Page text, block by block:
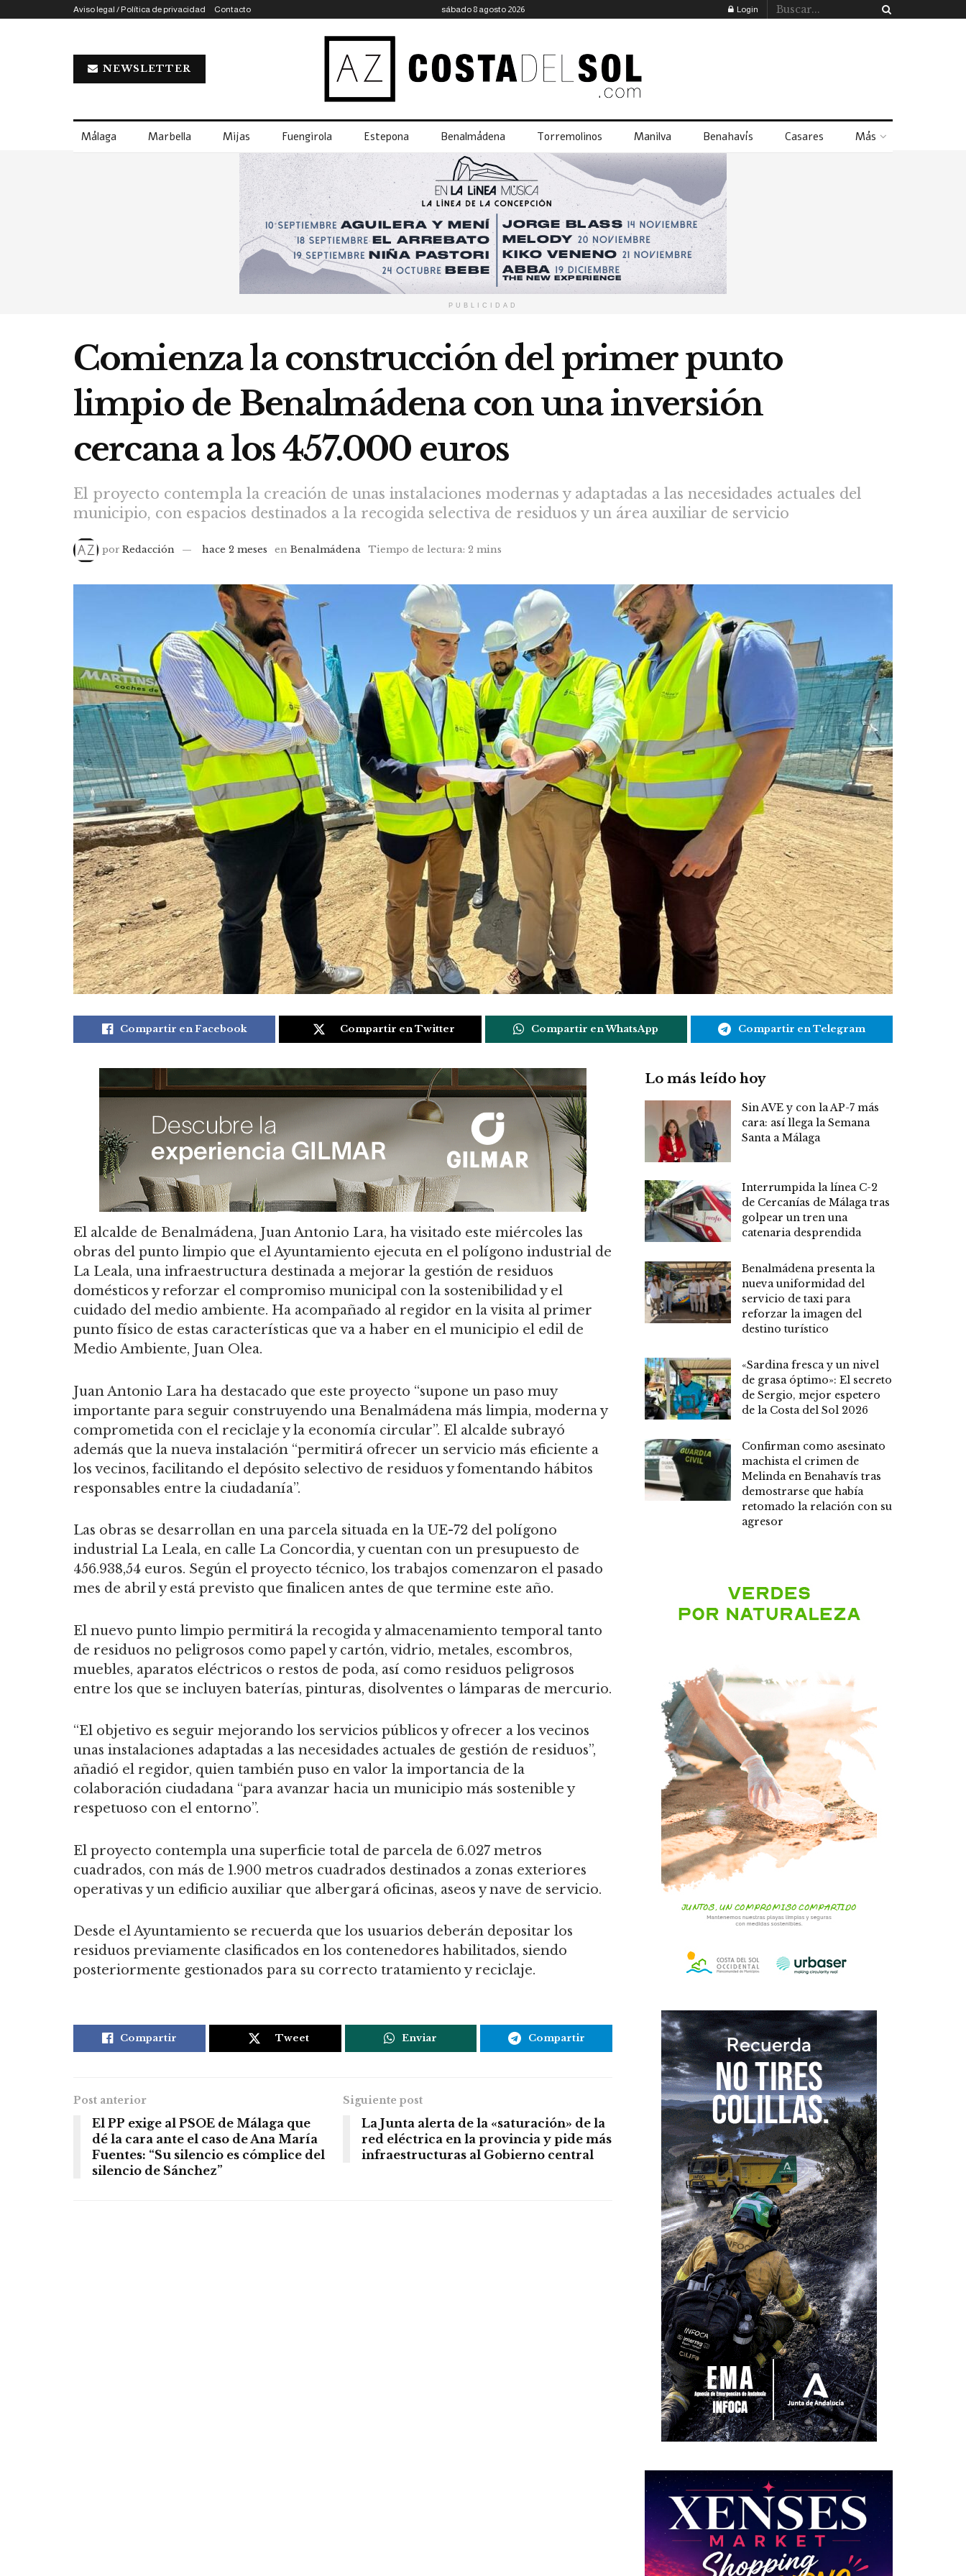
Aviso legal / Política de privacidad Contacto sábado 8 agosto 2026 Login
NEWSLETTER
Málaga Marbella Mijas Fuengirola Estepona Benalmádena Torremolinos Manilva Benahavís Casares Más
PUBLICIDAD
Comienza la construcción del primer punto
limpio de Benalmádena con una inversión
cercana a los 457.000 euros
El proyecto contempla la creación de unas instalaciones modernas y adaptadas a las necesidades actuales del
municipio, con espacios destinados a la recogida selectiva de residuos y un área auxiliar de servicio
por Redacción hace 2 meses en Benalmádena Tiempo de lectura: 2 mins
Compartir en Facebook Compartir en Twitter Compartir en WhatsApp Compartir en Telegram
El alcalde de Benalmádena, Juan Antonio Lara, ha visitado este miércoles las
obras del punto limpio que el Ayuntamiento ejecuta en el polígono industrial de
La Leala, una infraestructura destinada a mejorar la gestión de residuos
domésticos y reforzar el compromiso municipal con la sostenibilidad y el
cuidado del medio ambiente. Ha acompañado al regidor en la visita al primer
punto físico de estas características que va a haber en el municipio el edil de
Medio Ambiente, Juan Olea.
Juan Antonio Lara ha destacado que este proyecto “supone un paso muy
importante para seguir construyendo una Benalmádena más limpia, moderna y
comprometida con el reciclaje y la economía circular”. El alcalde subrayó
además que la nueva instalación “permitirá ofrecer un servicio más eficiente a
los vecinos, facilitando el depósito selectivo de residuos y fomentando hábitos
responsables entre la ciudadanía”.
Las obras se desarrollan en una parcela situada en la UE-72 del polígono
industrial La Leala, en calle La Concordia, y cuentan con un presupuesto de
456.938,54 euros. Según el proyecto técnico, los trabajos comenzaron el pasado
mes de abril y está previsto que finalicen antes de que termine este año.
El nuevo punto limpio permitirá la recogida y almacenamiento temporal tanto
de residuos no peligrosos como papel y cartón, vidrio, metales, escombros,
muebles, aparatos eléctricos o restos de poda, así como residuos peligrosos
entre los que se incluyen baterías, pinturas, disolventes o lámparas de mercurio.
“El objetivo es seguir mejorando los servicios públicos y ofrecer a los vecinos
unas instalaciones adaptadas a las necesidades actuales de gestión de residuos”,
añadió el regidor, quien también puso en valor la importancia de la
colaboración ciudadana “para avanzar hacia un municipio más sostenible y
respetuoso con el entorno”.
El proyecto contempla una superficie total de parcela de 6.027 metros
cuadrados, con más de 1.900 metros cuadrados destinados a zonas exteriores
operativas y un edificio auxiliar que albergará oficinas, aseos y nave de servicio.
Desde el Ayuntamiento se recuerda que los usuarios deberán depositar los
residuos previamente clasificados en los contenedores habilitados, siendo
posteriormente gestionados para su correcto tratamiento y reciclaje.
Compartir Tweet Enviar Compartir
Post anterior
El PP exige al PSOE de Málaga que
dé la cara ante el caso de Ana María
Fuentes: “Su silencio es cómplice del
silencio de Sánchez”
Siguiente post
La Junta alerta de la «saturación» de la
red eléctrica en la provincia y pide más
infraestructuras al Gobierno central
Lo más leído hoy
Sin AVE y con la AP-7 más
cara: así llega la Semana
Santa a Málaga
Interrumpida la línea C-2
de Cercanías de Málaga tras
golpear un tren una
catenaria desprendida
Benalmádena presenta la
nueva uniformidad del
servicio de taxi para
reforzar la imagen del
destino turístico
«Sardina fresca y un nivel
de grasa óptimo»: El secreto
de Sergio, mejor espetero
de la Costa del Sol 2026
Confirman como asesinato
machista el crimen de
Melinda en Benahavís tras
demostrarse que había
retomado la relación con su
agresor